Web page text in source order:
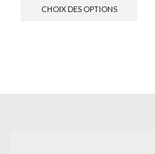
CHOIX DES OPTIONS